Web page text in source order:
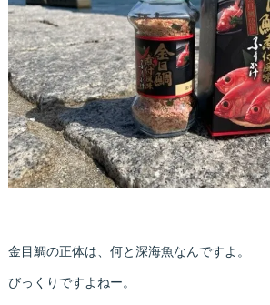
金目鯛の正体は、何と深海魚なんですよ。
びっくりですよねー。